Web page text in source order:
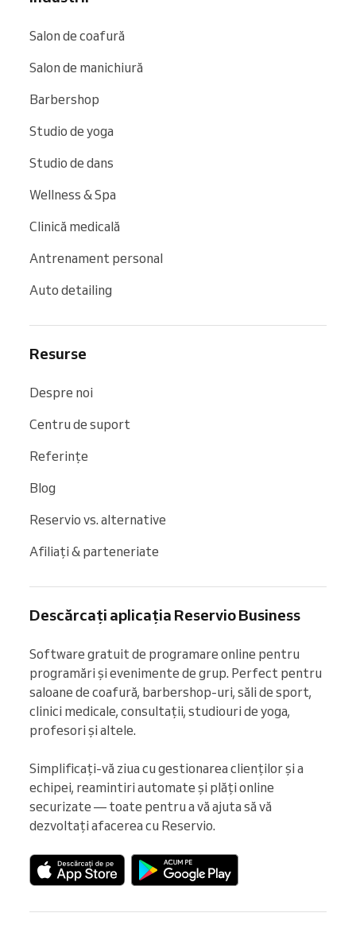
Salon de coafură
Salon de manichiură
Barbershop
Studio de yoga
Studio de dans
Wellness & Spa
Clinică medicală
Antrenament personal
Auto detailing
Resurse
Despre noi
Centru de suport
Referințe
Blog
Reservio vs. alternative
Afiliați & parteneriate
Descărcați aplicația Reservio Business
Software gratuit de programare online pentru
programări și evenimente de grup. Perfect pentru
saloane de coafură, barbershop-uri, săli de sport,
clinici medicale, consultații, studiouri de yoga,
profesori și altele.
Simplificați-vă ziua cu gestionarea clienților și a
echipei, reamintiri automate și plăți online
securizate — toate pentru a vă ajuta să vă
dezvoltați afacerea cu Reservio.